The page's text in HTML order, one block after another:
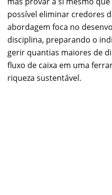
possível eliminar credores
abordagem foca no
disciplina, preparando o
gerir quantias maiores de
fluxo de caixa em uma
riqueza sustentável.